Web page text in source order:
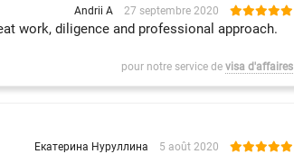
Andrii A 27 septembre 2020
work, diligence and professional approach.
pour notre service devisa d'affaires
Екатерина Нуруллина 5 août 2020